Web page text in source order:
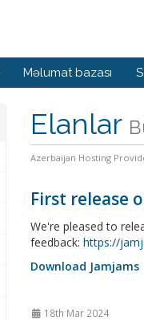
Məlumat bazası
Elanlar
Azerbaijan Hosting
First release
We're pleased to
feedback: https://
Download Jamjams
18th Mar 2024